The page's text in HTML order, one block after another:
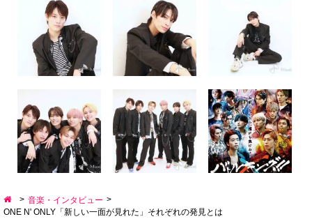
> 音楽・インタビュー >
ONE N' ONLY「新しい一面が見れた」それぞれの発見とは